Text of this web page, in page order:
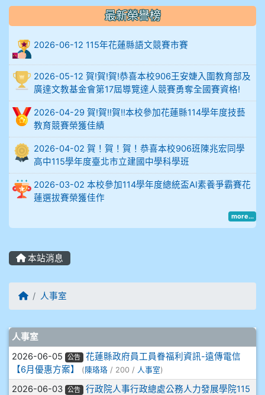
906陳兆宏 5A10+ 作文5
912余 嘉 5A10+
914謝佩臻 5A10+
902蘇奕愷
903陳品帆
904彭子庭
905蔣昇和
906江彥臻
907張晏寧
908彭主豪
909林柏翰
909林玉楓
最新榮譽榜
2026-06-12 115年花蓮縣語文競賽市賽
2026-05-12 賀!賀!賀!恭喜本校906王安婕入圍教育部及
廣達文教基金會第17屆導覽達人競賽勇奪全國賽資格!
2026-04-29 賀!賀!!賀!!本校參加花蓮縣114學年度技藝
教育競賽榮獲佳績
2026-04-02 賀！賀！賀！恭喜本校906班陳兆宏同學
高中115學年度臺北市立建國中學科學班
2026-03-02 本校參加114學年度總統盃AI素養爭霸賽花
蓮選拔賽榮獲佳作
more...
本站消息
回首頁人事室
文章列表
人事室
2026-06-05 公告
花蓮縣政府員工員眷福利資訊-遠傳電信
【6月優惠方案】
(陳珞珞 / 200 / 人事室)
2026-06-03 公告
行政院人事行政總處公務人力發展學院115